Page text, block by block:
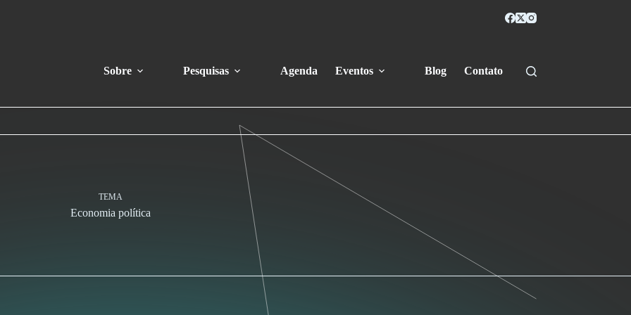
Sobre Pesquisas Agenda Eventos Blog Contato
TEMA
Economia política